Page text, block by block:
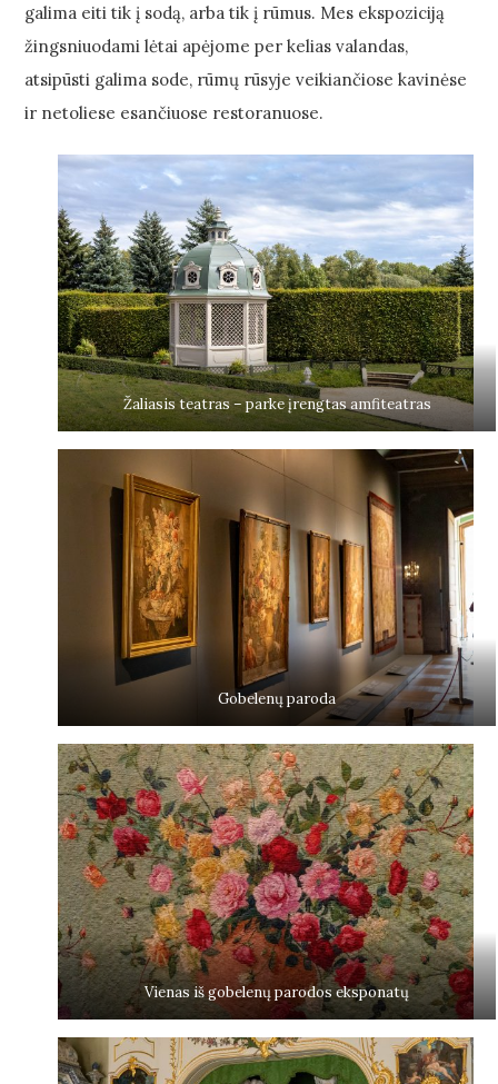
galima eiti tik į sodą, arba tik į rūmus. Mes ekspoziciją
žingsniuodami lėtai apėjome per kelias valandas,
atsipūsti galima sode, rūmų rūsyje veikiančiose kavinėse
ir netoliese esančiuose restoranuose.
Žaliasis teatras – parke įrengtas amfiteatras
Gobelenų paroda
Vienas iš gobelenų parodos eksponatų